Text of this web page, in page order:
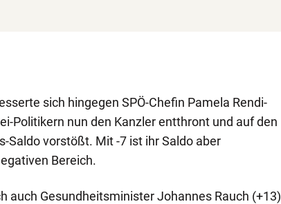
sich hingegen SPÖ-Chefin Pamela Rendi-
Politikern nun den Kanzler entthront und auf den
Saldo vorstößt. Mit -7 ist ihr Saldo aber
Bereich.
auch Gesundheitsminister Johannes Rauch (+13)